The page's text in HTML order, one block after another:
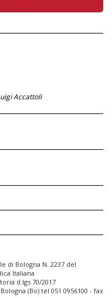
Accattoli
di Bologna N. 2237 del
Italiana
d.lgs 70/2017
(Bo) tel 051 0956100 - fax